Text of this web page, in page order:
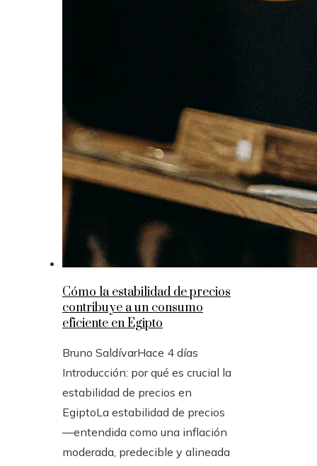
Cómo la estabilidad de precios
contribuye a un consumo
eficiente en Egipto
Bruno SaldívarHace 4 días
Introducción: por qué es crucial la
estabilidad de precios en
EgiptoLa estabilidad de precios
—entendida como una inflación
moderada, predecible y alineada